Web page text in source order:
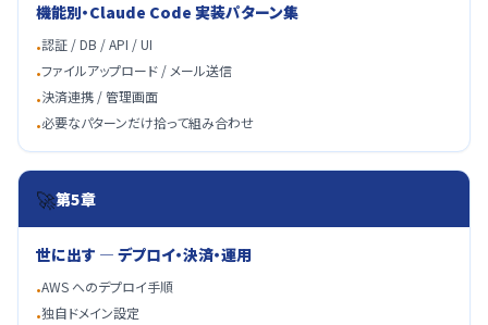
機能別・Claude Code 実装パターン集
•認証 / DB / API / UI
•ファイルアップロード / メール送信
•決済連携 / 管理画面
•必要なパターンだけ拾って組み合わせ
🚀第5章
世に出す ― デプロイ・決済・運用
•AWS へのデプロイ手順
•独自ドメイン設定